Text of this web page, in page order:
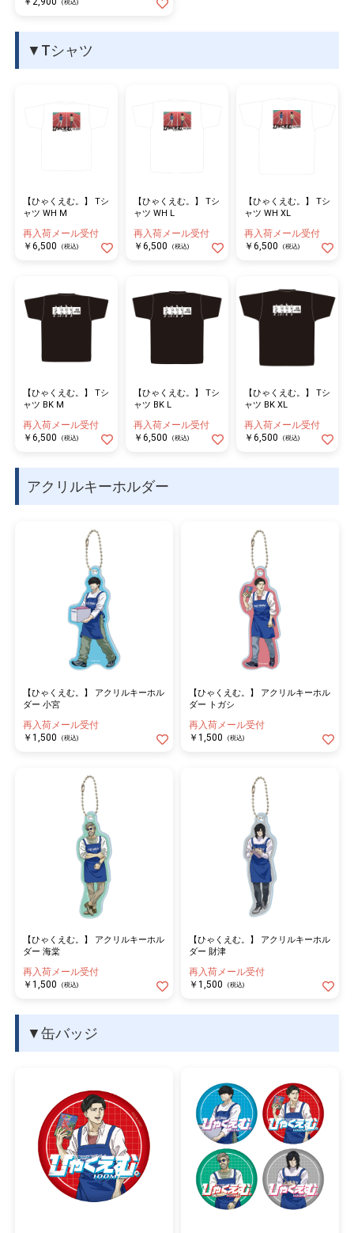
(税込)
▼Tシャツ
【ひゃくえむ。】 Tシ
ャツ WH M
再入荷メール受付
￥6,500
(税込)
【ひゃくえむ。】 Tシ
ャツ WH L
再入荷メール受付
￥6,500
(税込)
【ひゃくえむ。】 Tシ
ャツ WH XL
再入荷メール受付
￥6,500
(税込)
【ひゃくえむ。】 Tシ
ャツ BK M
再入荷メール受付
￥6,500
(税込)
【ひゃくえむ。】 Tシ
ャツ BK L
再入荷メール受付
￥6,500
(税込)
【ひゃくえむ。】 Tシ
ャツ BK XL
再入荷メール受付
￥6,500
(税込)
アクリルキーホルダー
【ひゃくえむ。】 アクリルキーホル
ダー 小宮
再入荷メール受付
￥1,500
(税込)
【ひゃくえむ。】 アクリルキーホル
ダー トガシ
再入荷メール受付
￥1,500
(税込)
【ひゃくえむ。】 アクリルキーホル
ダー 海棠
再入荷メール受付
￥1,500
(税込)
【ひゃくえむ。】 アクリルキーホル
ダー 財津
再入荷メール受付
￥1,500
(税込)
▼缶バッジ